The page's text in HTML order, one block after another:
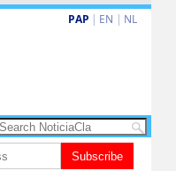
PAP | EN | NL
cu nan voz tin balor”
Subscribe